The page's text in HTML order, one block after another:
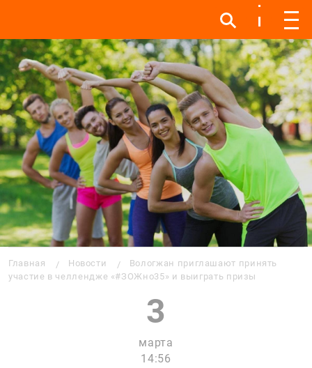
Инфо Инфо Меню
Главная Новости
Вологжан приглашают принять
участие в челлендже «#ЗОЖно35» и выиграть призы
3
марта
14:56